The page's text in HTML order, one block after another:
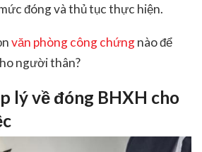
đóng và thủ tục thực hiện.
văn phòng công chứngnào để
người thân?
lý về đóng BHXH cho